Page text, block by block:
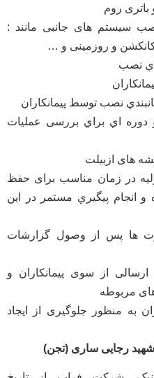
سیستم های جانبی مانند :
و روزمینی و …
نصب
نصب توسط پيمانكاران
اي براي بررسی عملیات
های ازبیلت
در زمان مناسب برای حفظ
انجام پيگيري مستمر در اين
ها پس از وصول گزارشات
از سوی پیمانکاران و
مربوطه
به منظور جلوگیری از ایجاد
شهید رجایی ساری (تجن)